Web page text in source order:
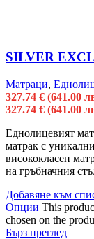
SILVER
Матраци,
327.74 € (641.00
327.74 € (641.00
Еднолицевият
матрак с
висококласен
на гръбначния
Добавяне към
Опции This
chosen on the
Бърз преглед